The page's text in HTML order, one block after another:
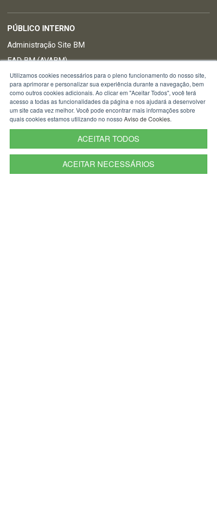
PÚBLICO INTERNO
Administração Site BM
EAD BM (AVABM)
Intranet
Outlook
Sistemas e aplicativos
Sistema Avante
SAÚDE DO PM
Doe sangue, salve vidas
Utilizamos cookies necessários para o pleno funcionamento do nosso site,
para aprimorar e personalizar sua experiência durante a navegação, bem
como outros cookies adicionais. Ao clicar em "Aceitar Todos", você terá
acesso a todas as funcionalidades da página e nos ajudará a desenvolver
um site cada vez melhor. Você pode encontrar mais informações sobre
quais cookies estamos utilizando no nosso Aviso de Cookies.
ACEITAR TODOS
ACEITAR NECESSÁRIOS